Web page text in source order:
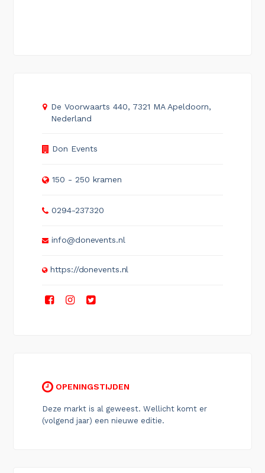
De Voorwaarts 440, 7321 MA Apeldoorn,
Nederland
Don Events
150 - 250 kramen
0294-237320
info@donevents.nl
https://donevents.nl
OPENINGSTIJDEN
Deze markt is al geweest. Wellicht komt er
(volgend jaar) een nieuwe editie.